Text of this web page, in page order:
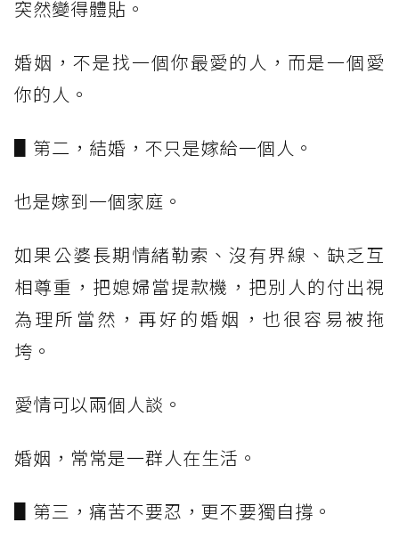
突然變得體貼。
婚姻，不是找一個你最愛的人，而是一個愛
你的人。
▋第二，結婚，不只是嫁給一個人。
也是嫁到一個家庭。
如果公婆長期情緒勒索、沒有界線、缺乏互
相尊重，把媳婦當提款機，把別人的付出視
為理所當然，再好的婚姻，也很容易被拖
垮。
愛情可以兩個人談。
婚姻，常常是一群人在生活。
▋第三，痛苦不要忍，更不要獨自撐。